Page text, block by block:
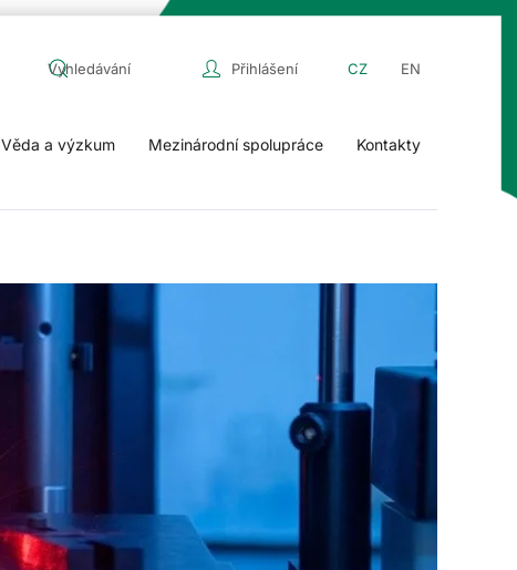
Přihlášení CZ EN
Věda a výzkum Mezinárodní spolupráce Kontakty